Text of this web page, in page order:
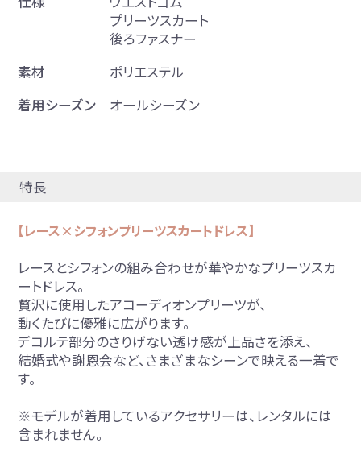
プリーツスカート
後ろファスナー
素材
ポリエステル
着用シーズン
オールシーズン
特長
【レース×シフォンプリーツスカートドレス】
レースとシフォンの組み合わせが華やかなプリーツスカ
ートドレス。
贅沢に使用したアコーディオンプリーツが、
動くたびに優雅に広がります。
デコルテ部分のさりげない透け感が上品さを添え、
結婚式や謝恩会など、さまざまなシーンで映える一着で
す。
※モデルが着用しているアクセサリーは、レンタルには
含まれません。